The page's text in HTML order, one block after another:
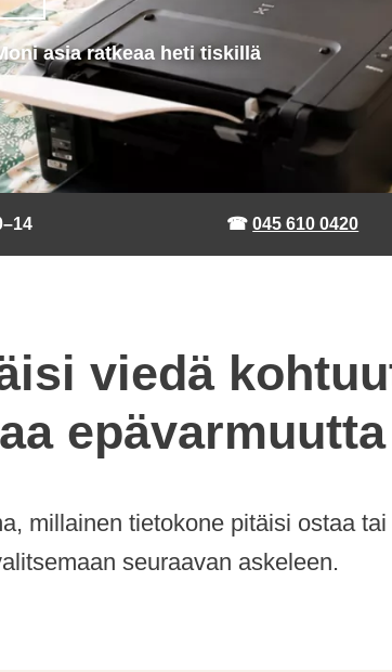
asia ratkeaa heti tiskillä
☎045 610 0420
viedä
epävarmuutta
millainen tietokone pitäisi ostaa
seuraavan askeleen.